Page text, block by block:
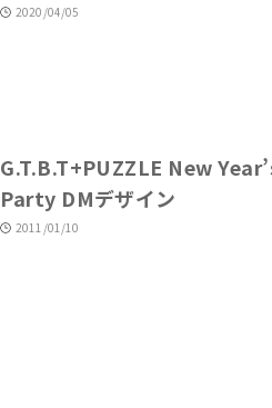
2020/04/05
G.T.B.T+PUZZLE New
Party DMデザイン
2011/01/10